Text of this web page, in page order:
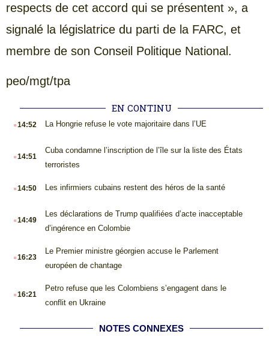
respects de cet accord qui se présentent », a
signalé la législatrice du parti de la FARC, et
membre de son Conseil Politique National.
peo/mgt/tpa
EN CONTINU
.14:52 La Hongrie refuse le vote majoritaire dans l’UE
.14:51
Cuba condamne l’inscription de l’île sur la liste des États
terroristes
.14:50 Les infirmiers cubains restent des héros de la santé
.14:49
Les déclarations de Trump qualifiées d’acte inacceptable
d’ingérence en Colombie
.16:23
Le Premier ministre géorgien accuse le Parlement
européen de chantage
.16:21
Petro refuse que les Colombiens s’engagent dans le
conflit en Ukraine
NOTES CONNEXES